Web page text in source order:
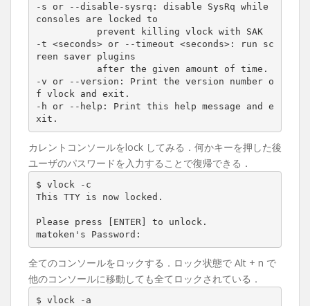
-s or --disable-sysrq: disable SysRq while
consoles are locked to
-t <seconds> or --timeout <seconds>: run sc
reen saver plugins
-v or --version: Print the version number o
f vlock and exit.
-h or --help: Print this help message and e
xit.
カレントコンソールをlock してみる．何かキーを押した後
ユーザのパスワードを入力することで復帰できる．
$ vlock -c
This TTY is now locked.
Please press [ENTER] to unlock.
matoken's Password:
全てのコンソールをロックする．ロック状態で Alt + n で
他のコンソールに移動しても全てロックされている．
$ vlock -a